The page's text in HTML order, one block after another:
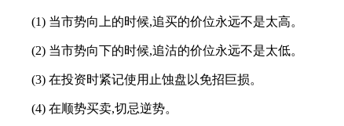
(1) 当市势向上的时候,追买的价位永远不是太高。
(2) 当市势向下的时候,追沽的价位永远不是太低。
(3) 在投资时紧记使用止蚀盘以免招巨损。
(4) 在顺势买卖,切忌逆势。